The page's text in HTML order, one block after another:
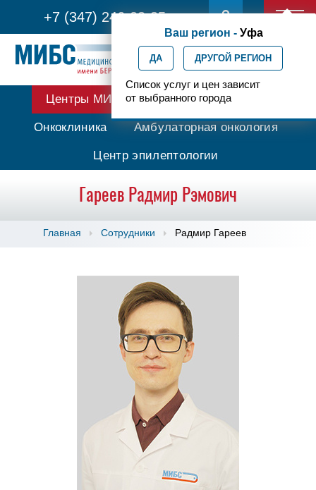
+7 (347) 246-03-35
Ваш регион - Уфа
ДА ДРУГОЙ РЕГИОН
Список услуг и цен зависит
от выбранного города
Центры МИБС Протонная терапия
Онкоклиника Амбулаторная онкология
Центр эпилептологии
Гареев Радмир Рэмович
Главная Сотрудники Радмир Гареев